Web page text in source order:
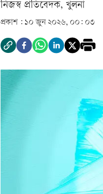
নিজস্ব প্রতিবেদক, খুলনা
প্রকাশ : ১০ জুন ২০২৬, ০০: ০৩